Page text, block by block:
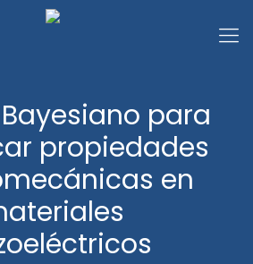
para
propiedades
en